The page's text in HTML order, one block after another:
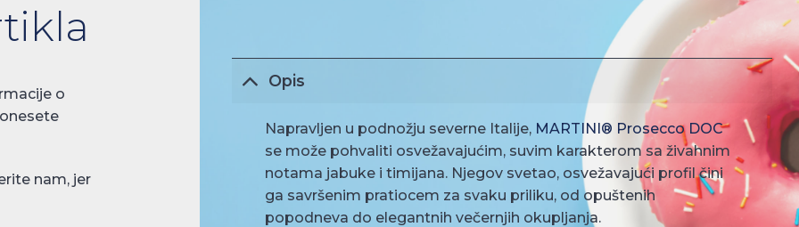
o
nam, jer
Opis
Napravljen u podnožju severne Italije, MARTINI® Prosecco DOC
se može pohvaliti osvežavajućim, suvim karakterom sa živahnim
notama jabuke i timijana. Njegov svetao, osvežavajući profil čini
ga savršenim pratiocem za svaku priliku, od opuštenih
popodneva do elegantnih večernjih okupljanja.